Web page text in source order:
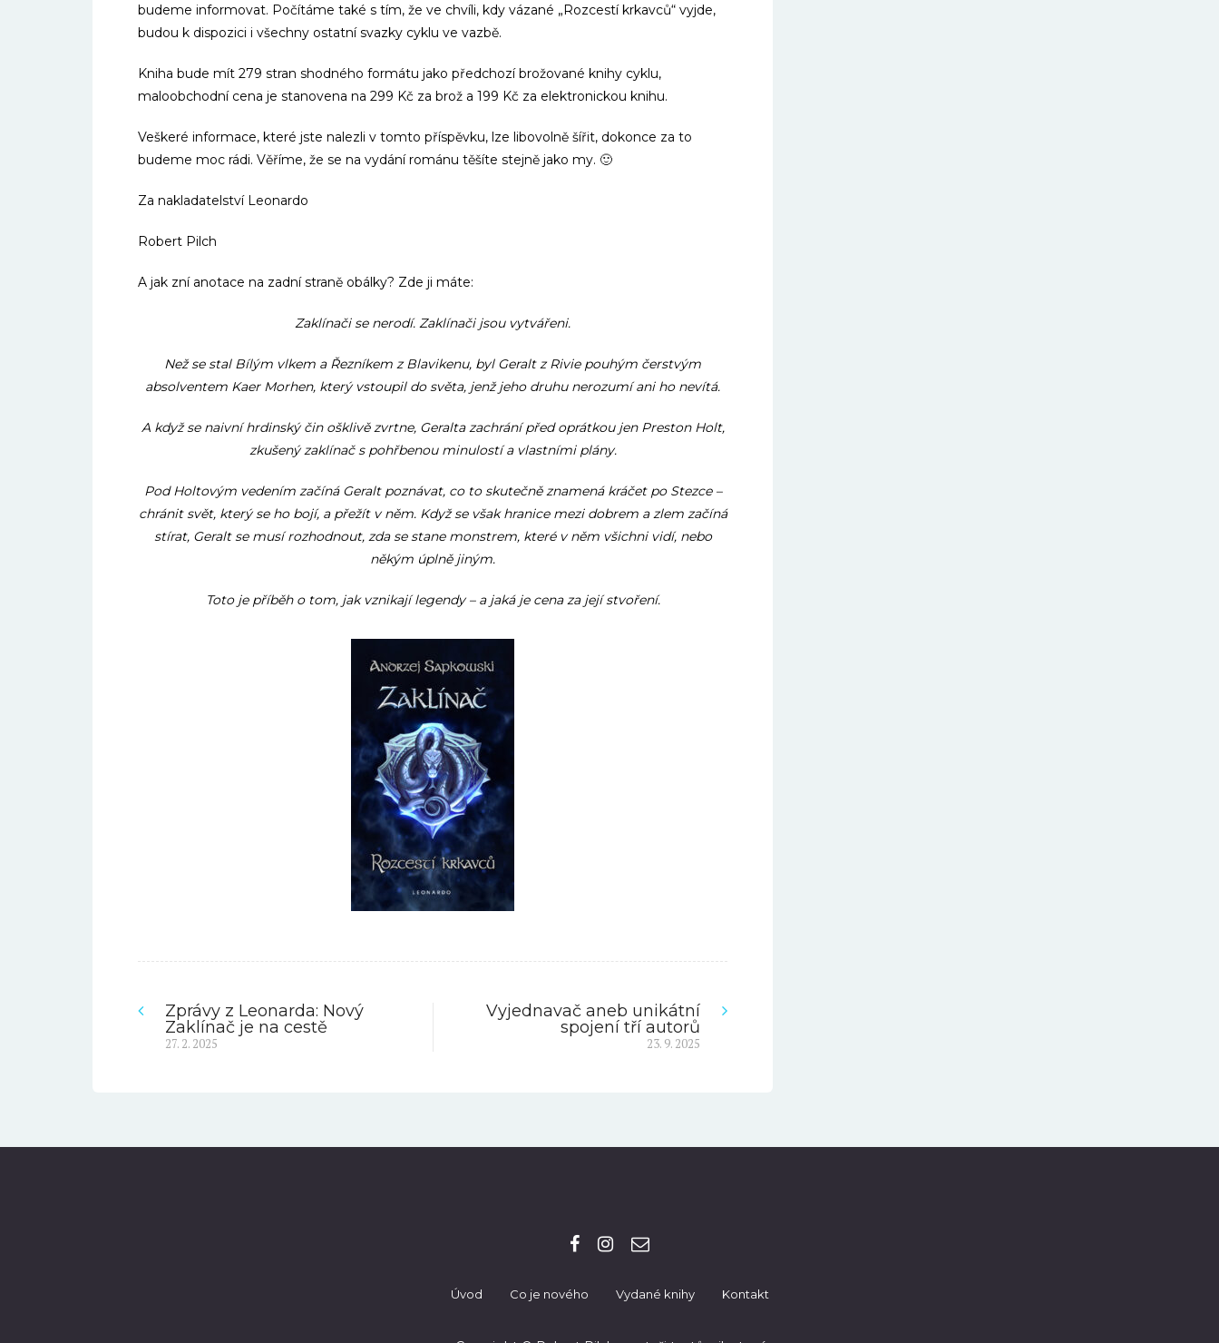
budeme informovat. Počítáme také s tím, že ve chvíli, kdy vázané „Rozcestí krkavců“ vyjde,
budou k dispozici i všechny ostatní svazky cyklu ve vazbě.
Kniha bude mít 279 stran shodného formátu jako předchozí brožované knihy cyklu,
maloobchodní cena je stanovena na 299 Kč za brož a 199 Kč za elektronickou knihu.
Veškeré informace, které jste nalezli v tomto příspěvku, lze libovolně šířit, dokonce za to
budeme moc rádi. Věříme, že se na vydání románu těšíte stejně jako my. 🙂
Za nakladatelství Leonardo
Robert Pilch
A jak zní anotace na zadní straně obálky? Zde ji máte:
Zaklínači se nerodí. Zaklínači jsou vytvářeni.
Než se stal Bílým vlkem a Řezníkem z Blavikenu, byl Geralt z Rivie pouhým čerstvým
absolventem Kaer Morhen, který vstoupil do světa, jenž jeho druhu nerozumí ani ho nevítá.
A když se naivní hrdinský čin ošklivě zvrtne, Geralta zachrání před oprátkou jen Preston Holt,
zkušený zaklínač s pohřbenou minulostí a vlastními plány.
Pod Holtovým vedením začíná Geralt poznávat, co to skutečně znamená kráčet po Stezce –
chránit svět, který se ho bojí, a přežít v něm. Když se však hranice mezi dobrem a zlem začíná
stírat, Geralt se musí rozhodnout, zda se stane monstrem, které v něm všichni vidí, nebo
někým úplně jiným.
Toto je příběh o tom, jak vznikají legendy – a jaká je cena za její stvoření.
Navigace
pro
Zprávy z Leonarda: Nový
Zaklínač je na cestě
Previous
27. 2. 2025
Vyjednavač aneb unikátní
spojení tří autorů
23. 9. 2025
Úvod Co je nového Vydané knihy Kontakt